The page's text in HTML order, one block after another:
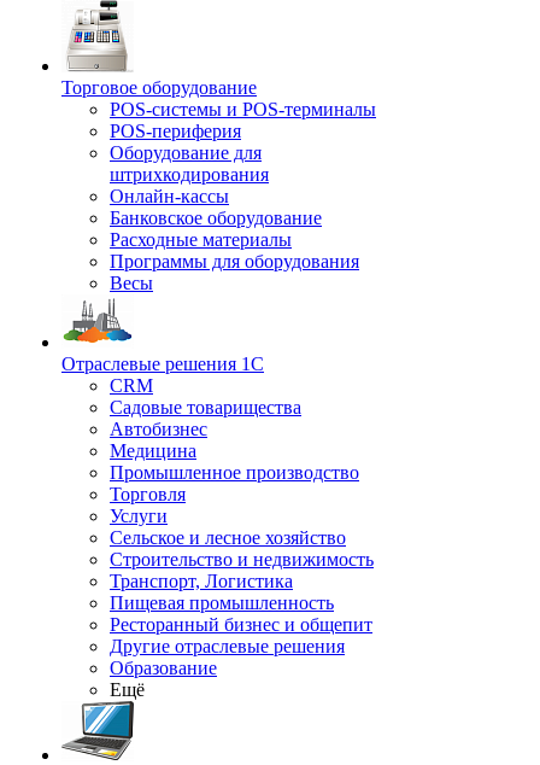
Торговое оборудование
POS-системы и POS-терминалы
POS-периферия
Оборудование для
штрихкодирования
Онлайн-кассы
Банковское оборудование
Расходные материалы
Программы для оборудования
Весы
Отраслевые решения 1С
CRM
Садовые товарищества
Автобизнес
Медицина
Промышленное производство
Торговля
Услуги
Сельское и лесное хозяйство
Строительство и недвижимость
Транспорт, Логистика
Пищевая промышленность
Ресторанный бизнес и общепит
Другие отраслевые решения
Образование
Ещё